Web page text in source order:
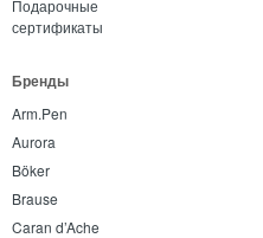
Подарочные
сертификаты
Бренды
Arm.Pen
Aurora
Böker
Brause
Caran d’Ache